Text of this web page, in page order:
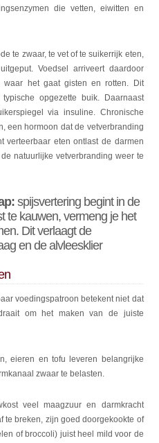
die vetten, eiwitten en
te zwaar, te vet of te suikerrijk eten,
Voedsel arriveert daardoor
het gaat gisten en rotten. Dit
opgezette buik. Daarnaast
via insuline. Chronische
een hormoon dat de vetverbranding
verteerbaar eten ontlast de darmen
natuurlijke vetverbranding weer te
spijsvertering begint in de
te kauwen, vermeng je het
Dit verlaagt de
en de alvleesklier
voedingspatroon betekent niet dat
om het maken van de juiste
eieren en tofu leveren belangrijke
zwaar te belasten.
veel maagzuur en darmkracht
te breken, zijn goed doorgekookte of
of broccoli) juist heel mild voor de